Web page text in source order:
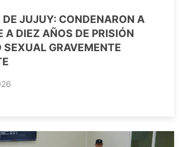
DE JUJUY: CONDENARON A
A DIEZ AÑOS DE PRISIÓN
SEXUAL GRAVEMENTE